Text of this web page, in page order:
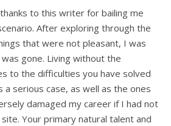
to this writer for bailing me
After exploring through the
that were not pleasant, I was
gone. Living without the
to the difficulties you have solved
serious case, as well as the ones
damaged my career if I had not
Your primary natural talent and